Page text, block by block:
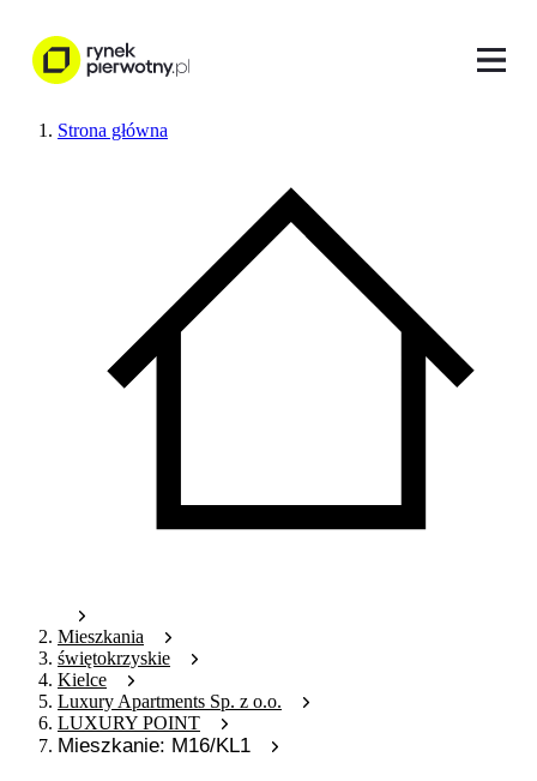
Strona główna
Mieszkania
świętokrzyskie
Kielce
Luxury Apartments Sp. z o.o.
LUXURY POINT
Mieszkanie: M16/KL1